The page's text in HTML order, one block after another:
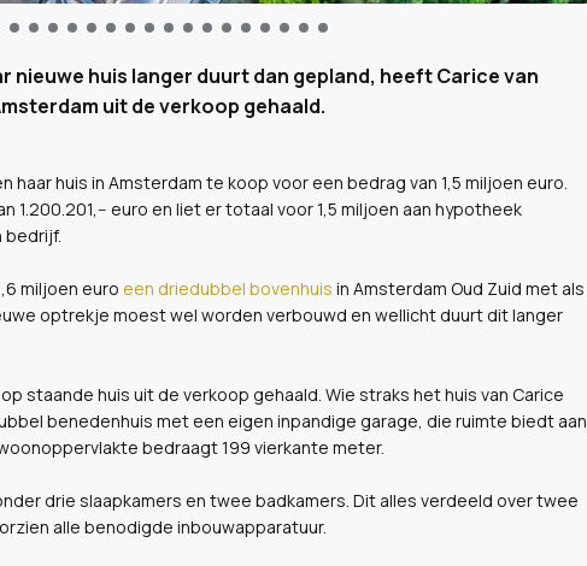
nieuwe huis langer duurt dan gepland, heeft Carice van
uit de verkoop gehaald.
huis in Amsterdam te koop voor een bedrag van 1,5 miljoen euro.
1.200.201,-- euro en liet er totaal voor 1,5 miljoen aan hypotheek
bedrijf.
miljoen euro een driedubbel bovenhuis in Amsterdam Oud Zuid met als
optrekje moest wel worden verbouwd en wellicht duurt dit langer
staande huis uit de verkoop gehaald. Wie straks het huis van Carice
benedenhuis met een eigen inpandige garage, die ruimte biedt aan
bedraagt 199 vierkante meter.
drie slaapkamers en twee badkamers. Dit alles verdeeld over twee
alle benodigde inbouwapparatuur.